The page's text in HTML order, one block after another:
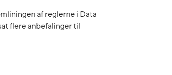
af reglerne i Data
flere anbefalinger til